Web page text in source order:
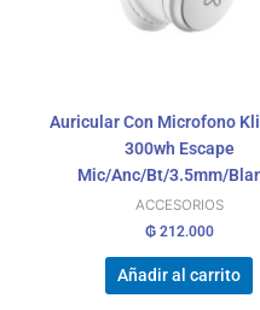
Auricular Con Microfono
300wh Escape
Mic/Anc/Bt/3.5mm/
ACCESORIOS
₲212.000
Añadir al carrito